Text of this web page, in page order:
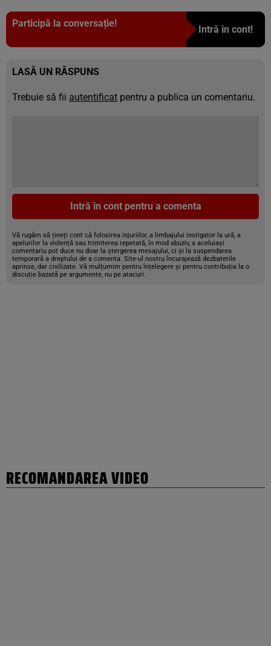
Participă la conversație!
Intră în cont!
LASĂ UN RĂSPUNS
Trebuie să fii autentificat pentru a publica un comentariu.
Intră în cont pentru a comenta
Vă rugăm să țineți cont că folosirea injuriilor, a limbajului instigator la ură, a
apelurilor la violență sau trimiterea repetată, în mod abuziv, a aceluiași
comentariu pot duce nu doar la ștergerea mesajului, ci și la suspendarea
temporară a dreptului de a comenta. Site-ul nostru încurajează dezbaterile
aprinse, dar civilizate. Vă mulțumim pentru înțelegere și pentru contribuția la o
discuție bazată pe argumente, nu pe atacuri.
RECOMANDAREA VIDEO